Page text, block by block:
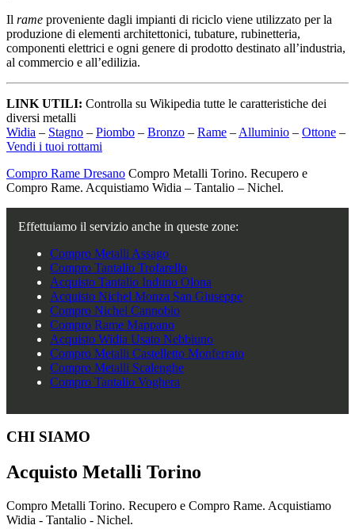
Il rame proveniente dagli impianti di riciclo viene utilizzato per la
produzione di elementi architettonici, tubature, rubinetteria,
componenti elettrici e ogni genere di prodotto destinato all’industria,
al commercio e all’edilizia.
LINK UTILI: Controlla su Wikipedia tutte le caratteristiche dei
diversi metalli
Widia – Stagno – Piombo – Bronzo – Rame – Alluminio – Ottone –
Vendi i tuoi rottami
Compro Rame Dresano Compro Metalli Torino. Recupero e
Compro Rame. Acquistiamo Widia – Tantalio – Nichel.
Effettuiamo il servizio anche in queste zone:
Compro Metalli Assago
Compro Tantalio Trofarello
Acquisto Tantalio Induno Olona
Acquisto Nichel Monza San Giuseppe
Compro Nichel Cannobio
Compro Rame Mappano
Acquisto Widia Usato Nebbiuno
Compro Metalli Castelletto Monferrato
Compro Metalli Scalenghe
Compro Tantalio Voghera
Footer
CHI SIAMO
Acquisto Metalli Torino
Compro Metalli Torino. Recupero e Compro Rame. Acquistiamo
Widia - Tantalio - Nichel.